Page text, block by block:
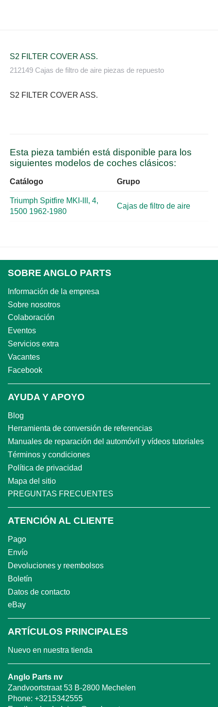
S2 FILTER COVER ASS.
212149 Cajas de filtro de aire piezas de repuesto
S2 FILTER COVER ASS.
Esta pieza también está disponible para los
siguientes modelos de coches clásicos:
Catálogo Grupo
Triumph Spitfire MKI-III, 4,
1500 1962-1980
Cajas de filtro de aire
SOBRE ANGLO PARTS
Información de la empresa
Sobre nosotros
Colaboración
Eventos
Servicios extra
Vacantes
Facebook
AYUDA Y APOYO
Blog
Herramienta de conversión de referencias
Manuales de reparación del automóvil y vídeos tutoriales
Términos y condiciones
Política de privacidad
Mapa del sitio
PREGUNTAS FRECUENTES
ATENCIÓN AL CLIENTE
Pago
Envío
Devoluciones y reembolsos
Boletín
Datos de contacto
eBay
ARTÍCULOS PRINCIPALES
Nuevo en nuestra tienda
Anglo Parts nv
Zandvoortstraat 53 B-2800 Mechelen
Phone: +3215342555